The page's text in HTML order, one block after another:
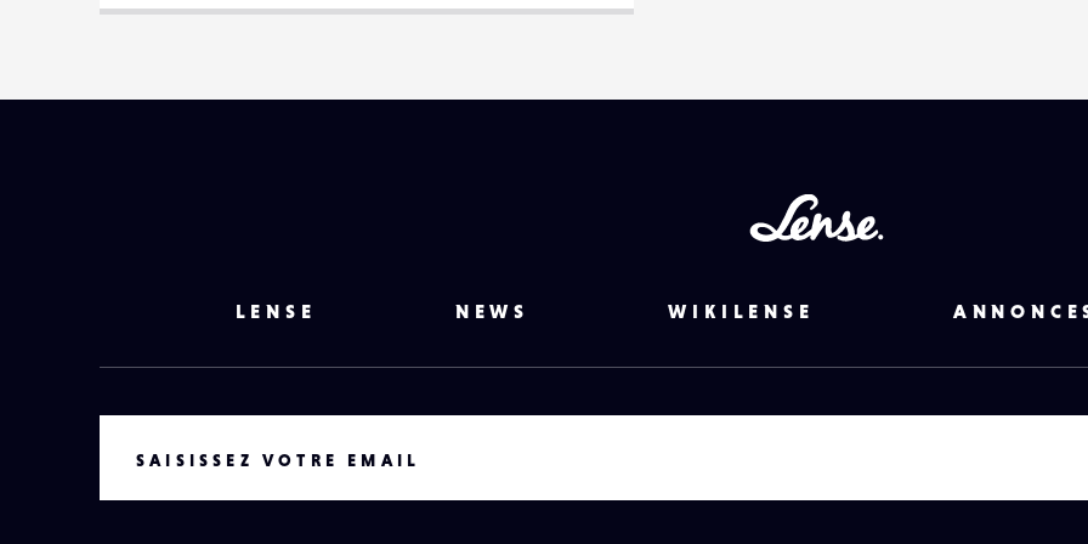
LENSE NEWS WIKILENSE
SAISISSEZ VOTRE EMAIL